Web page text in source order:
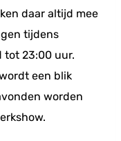
daar altijd mee
tijdens
tot 23:00 uur.
een blik
worden